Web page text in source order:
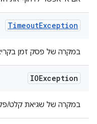
TimeoutException
במקרה של פסק זמן
IOException
במקרה של שגיאת קלט/